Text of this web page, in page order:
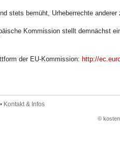
stets bemüht, Urheberrechte anderer
Kommission stellt demnächst
orm der EU-Kommission: http://
Kontakt & Infos
©